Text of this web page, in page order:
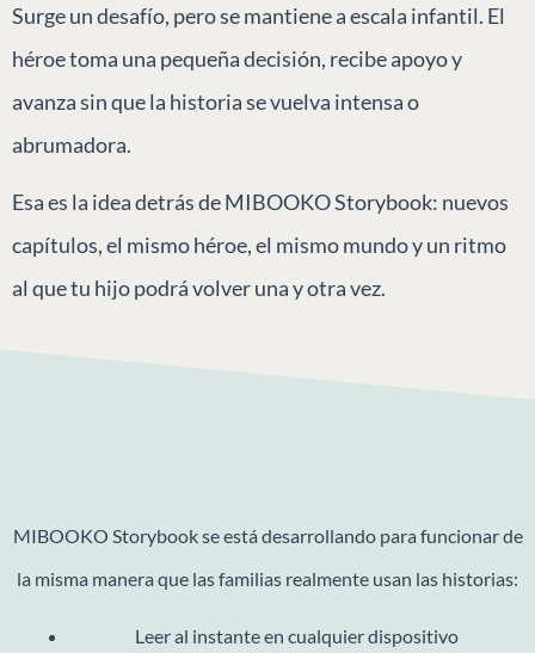
Surge un desafío, pero se mantiene a escala infantil. El
héroe toma una pequeña decisión, recibe apoyo y
avanza sin que la historia se vuelva intensa o
abrumadora.
Esa es la idea detrás de MIBOOKO Storybook: nuevos
capítulos, el mismo héroe, el mismo mundo y un ritmo
al que tu hijo podrá volver una y otra vez.
MIBOOKO Storybook se está desarrollando para funcionar de
la misma manera que las familias realmente usan las historias:
Leer al instante en cualquier dispositivo